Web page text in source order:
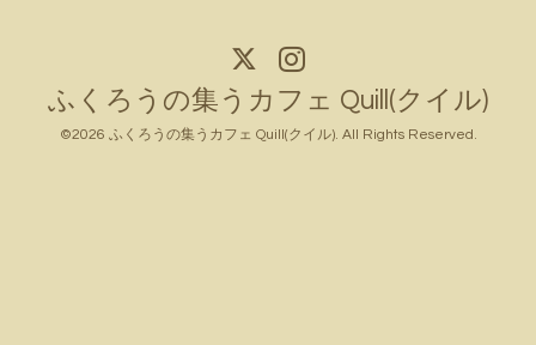
ふくろうの集うカフェ Quill(クイル)
©2026 ふくろうの集うカフェ Quill(クイル). All Rights Reserved.